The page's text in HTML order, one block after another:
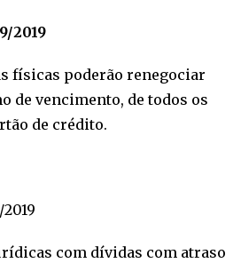
2019
físicas poderão renegociar
de vencimento, de todos os
de crédito.
com dívidas com atraso